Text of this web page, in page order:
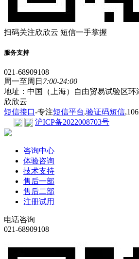
扫码关注欣欣云 短信一手掌握
服务支持
021-68909108
周一至周日 7:00-24:00
地址：中国（上海）自由贸易试验区环
欣欣云
短信接口-专注短信平台,验证码短信
沪ICP备2022008703号
咨询中心
体验咨询
技术支持
售后一部
售后二部
注册试用
电话咨询
021-68909108